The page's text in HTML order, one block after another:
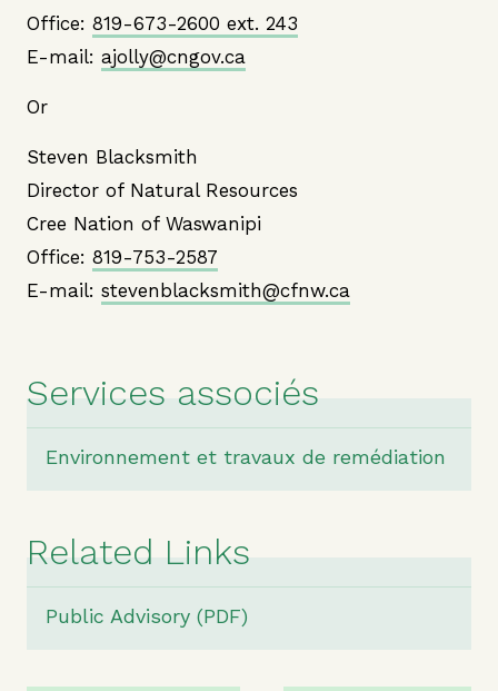
Office: 819-673-2600 ext. 243
E-mail: ajolly@cngov.ca
Or
Steven Blacksmith
Director of Natural Resources
Cree Nation of Waswanipi
Office: 819-753-2587
E-mail: stevenblacksmith@cfnw.ca
Services associés
Environnement et travaux de remédiation
Related Links
Public Advisory (PDF)